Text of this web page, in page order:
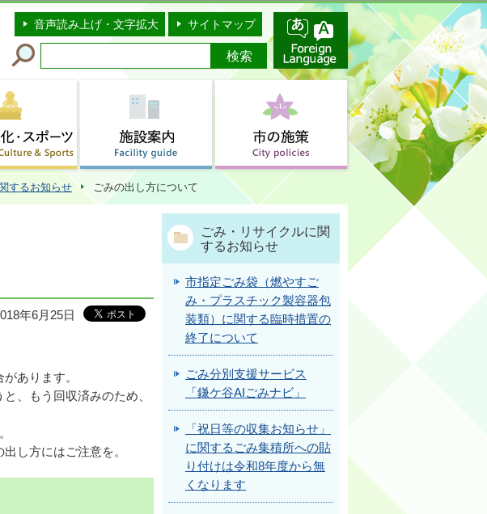
音声読み上げ・文字拡大 サイトマップ
するお知らせ ごみの出し方について
年6月25日
あります。
、もう回収済みのため、
し方にはご注意を。
ごみ・リサイクルに関
するお知らせ
市指定ごみ袋（燃やすご
み・プラスチック製容器包
装類）に関する臨時措置の
終了について
ごみ分別支援サービス
「鎌ケ谷AIごみナビ」
「祝日等の収集お知らせ」
に関するごみ集積所への貼
り付けは令和8年度から無
くなります